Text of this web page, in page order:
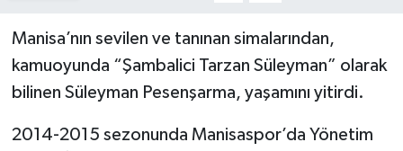
Manisa’nın sevilen ve tanınan simalarından,
kamuoyunda “Şambalici Tarzan Süleyman” olarak
bilinen Süleyman Pesenşarma, yaşamını yitirdi.
2014-2015 sezonunda Manisaspor’da Yönetim